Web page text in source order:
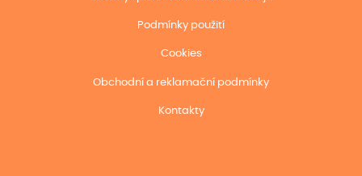
Podmínky použití
Cookies
Obchodní a reklamační podmínky
Kontakty